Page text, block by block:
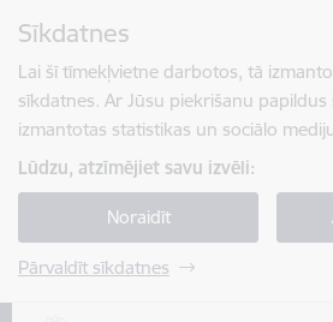
Sīkdatnes
Lai šī tīmekļvietne darbotos, tā
sīkdatnes. Ar Jūsu piekrišanu
izmantotas statistikas un sociālo
Lūdzu, atzīmējiet savu izvēli:
Noraidīt
Pārvaldīt sīkdatnes